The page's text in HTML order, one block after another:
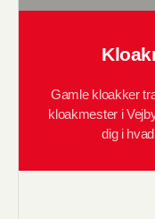
Gamle kloakker
kloakmester i
dig i